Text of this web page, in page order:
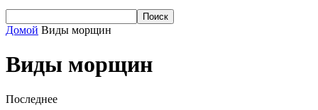
Домой Виды морщин
Виды морщин
Последнее